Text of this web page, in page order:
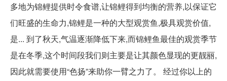
多地为锦鲤提供时令食谱,让锦鲤得到均衡的营养,以保证它
们旺盛的生命力,锦鲤是一种的大型观赏鱼,极具观赏价值,
是... 到了秋天,气温逐渐降低下来,而锦鲤鱼最佳的观赏季节
是在冬季,这个时间段我们则主要是让其颜色显现的更靓丽,
因此就需要使用“色扬”来助你一臂之力了。 经过你以上的